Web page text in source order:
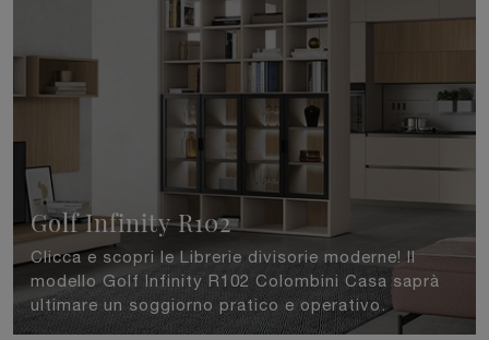
Golf Infinity R102
Clicca e scopri le Librerie divisorie moderne! Il
modello Golf Infinity R102 Colombini Casa saprà
ultimare un soggiorno pratico e operativo.